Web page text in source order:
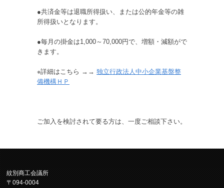
●共済金等は退職所得扱い、または公的年金等の雑
所得扱いとなります。
●毎月の掛金は1,000～70,000円で、増額・減額がで
きます。
※詳細はこちら →→ 独立行政法人中小企業基盤整
備機構ＨＰ
ご加入を検討されて要る方は、一度ご相談下さい。
紋別商工会議所
〒094-0004